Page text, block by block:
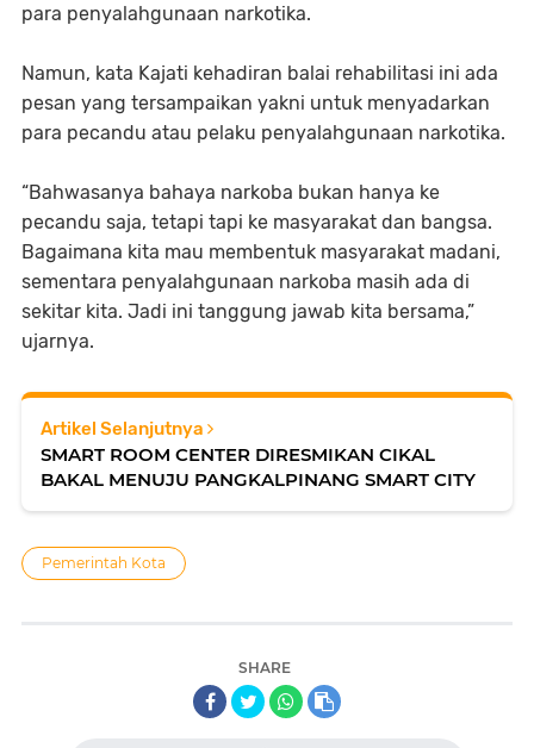
para penyalahgunaan narkotika.
Namun, kata Kajati kehadiran balai rehabilitasi ini ada
pesan yang tersampaikan yakni untuk menyadarkan
para pecandu atau pelaku penyalahgunaan narkotika.
“Bahwasanya bahaya narkoba bukan hanya ke
pecandu saja, tetapi tapi ke masyarakat dan bangsa.
Bagaimana kita mau membentuk masyarakat madani,
sementara penyalahgunaan narkoba masih ada di
sekitar kita. Jadi ini tanggung jawab kita bersama,”
ujarnya.
Artikel Selanjutnya
SMART ROOM CENTER DIRESMIKAN CIKAL
BAKAL MENUJU PANGKALPINANG SMART CITY
Pemerintah Kota
SHARE